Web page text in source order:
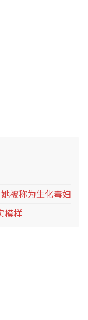
被称为生化毒妇
模样